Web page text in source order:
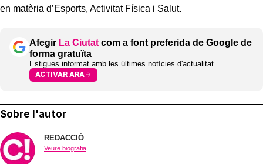
en matèria d’Esports, Activitat Física i Salut.
Afegir La Ciutat com a font preferida de Google de
forma gratuïta
Estigues informat amb les últimes notícies d'actualitat
ACTIVAR ARA
Sobre l'autor
REDACCIÓ
Veure biografia